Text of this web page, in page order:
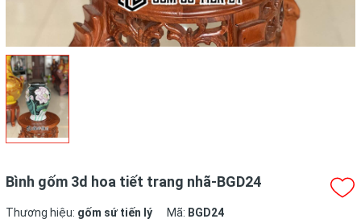
Bình gốm 3d hoa tiết trang nhã-BGD24
Thương hiệu: gốm sứ tiến lý Mã: BGD24